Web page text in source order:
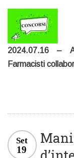
2024.07.16 –
Farmacisti
Set
19